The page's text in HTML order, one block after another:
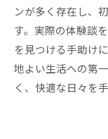
ンが多く存在し、
す。実際の体験談
を見つける手助け
地よい生活への第
く、快適な日々を